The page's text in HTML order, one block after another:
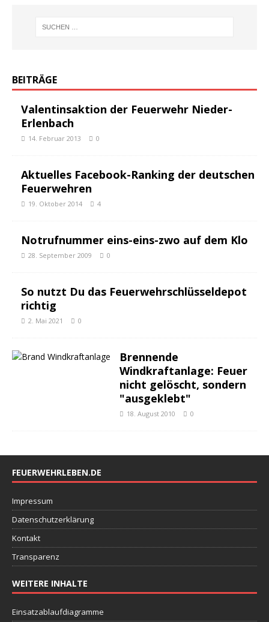
BEITRÄGE
Valentinsaktion der Feuerwehr Nieder-
Erlenbach
14. Februar 2013 0
Aktuelles Facebook-Ranking der deutschen
Feuerwehren
19. Oktober 2014 4
Notrufnummer eins-eins-zwo auf dem Klo
28. September 2009 0
So nutzt Du das Feuerwehrschlüsseldepot
richtig
2. Mai 2021 0
Brennende
Windkraftanlage: Feuer
nicht gelöscht, sondern
"ausgeklebt"
18. August 2010 0
FEUERWEHRLEBEN.DE
Impressum
Datenschutzerklärung
Kontakt
Transparenz
WEITERE INHALTE
Einsatzablaufdiagramme